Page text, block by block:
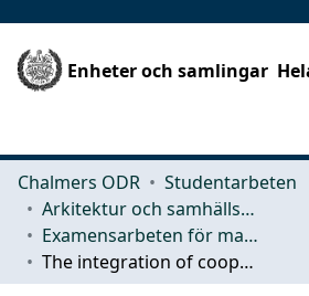
Enheter och samlingar
Chalmers ODR
Studentarbeten
Arkitektur och samhällsbyggnadsteknik (ACE)
Examensarbeten för masterexamen
The integration of cooperative living into an urban environment - Co designed Högsbo community